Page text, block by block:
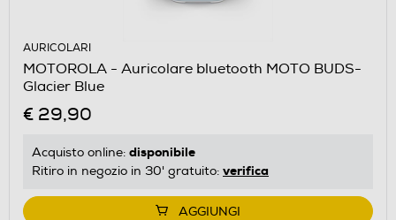
AURICOLARI
MOTOROLA - Auricolare bluetooth MOTO BUDS-
Glacier Blue
€ 29,90
Acquisto online: disponibile
Ritiro in negozio in 30' gratuito: verifica
AGGIUNGI